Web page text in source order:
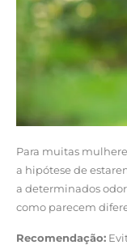
Para muitas
a hipótese de
a determinados
como parecem
Recomendação: